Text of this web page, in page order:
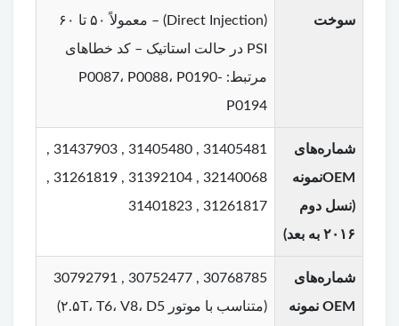
سوخت
(Direct Injection) – معمولاً ۵۰ تا ۶۰
PSI در حالت استاتیک – کد خطاهای
مرتبط: P0087، P0088، P0190-
P0194
شماره‌های
OEMنمونه
(نسل دوم
۲۰۱۶ به بعد)
31405481 , 31405480 , 31437903 ,
32140068 , 31392104 , 31261819 ,
31261817 , 31401823
شماره‌های
OEM نمونه
30768785 , 30752477 , 30792791
(متناسب با موتور ۲.۵T، T6، V8، D5)